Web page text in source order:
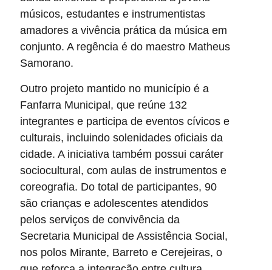
músicos, estudantes e instrumentistas
amadores a vivência prática da música em
conjunto. A regência é do maestro Matheus
Samorano.
Outro projeto mantido no município é a
Fanfarra Municipal, que reúne 132
integrantes e participa de eventos cívicos e
culturais, incluindo solenidades oficiais da
cidade. A iniciativa também possui caráter
sociocultural, com aulas de instrumentos e
coreografia. Do total de participantes, 90
são crianças e adolescentes atendidos
pelos serviços de convivência da
Secretaria Municipal de Assistência Social,
nos polos Mirante, Barreto e Cerejeiras, o